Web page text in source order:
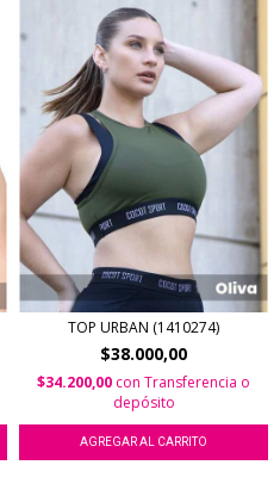
TOP URBAN (1410274)
$38.000,00
$34.200,00 con Transferencia o
depósito
AGREGAR AL CARRITO